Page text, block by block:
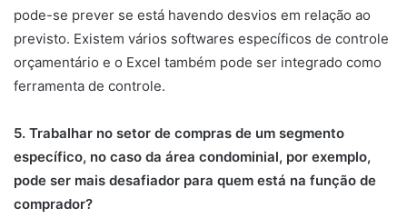
pode-se prever se está havendo desvios em relação ao
previsto. Existem vários softwares específicos de controle
orçamentário e o Excel também pode ser integrado como
ferramenta de controle.
5. Trabalhar no setor de compras de um segmento
específico, no caso da área condominial, por exemplo,
pode ser mais desafiador para quem está na função de
comprador?